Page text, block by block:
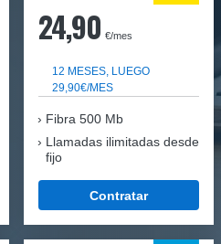
24,90 €/mes
12 MESES, LUEGO
29,90€/MES
Fibra 500 Mb
Llamadas ilimitadas desde
fijo
Contratar